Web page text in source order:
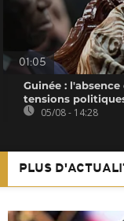
01:05
Guinée :
tensions
05/08 - 14:28
PLUS